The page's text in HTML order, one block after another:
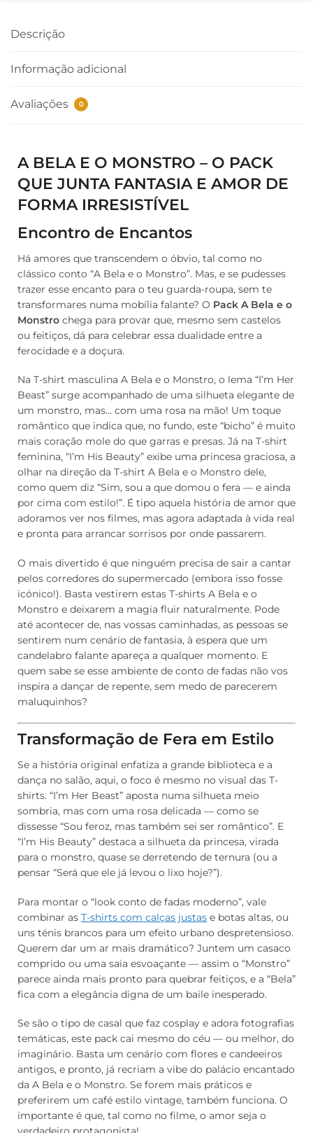
Descrição
Informação adicional
Avaliações 0
A BELA E O MONSTRO – O PACK
QUE JUNTA FANTASIA E AMOR DE
FORMA IRRESISTÍVEL
Encontro de Encantos
Há amores que transcendem o óbvio, tal como no
clássico conto “A Bela e o Monstro”. Mas, e se pudesses
trazer esse encanto para o teu guarda-roupa, sem te
transformares numa mobília falante? O Pack A Bela e o
Monstro chega para provar que, mesmo sem castelos
ou feitiços, dá para celebrar essa dualidade entre a
ferocidade e a doçura.
Na T-shirt masculina A Bela e o Monstro, o lema “I’m Her
Beast” surge acompanhado de uma silhueta elegante de
um monstro, mas… com uma rosa na mão! Um toque
romântico que indica que, no fundo, este “bicho” é muito
mais coração mole do que garras e presas. Já na T-shirt
feminina, “I’m His Beauty” exibe uma princesa graciosa, a
olhar na direção da T-shirt A Bela e o Monstro dele,
como quem diz “Sim, sou a que domou o fera — e ainda
por cima com estilo!”. É tipo aquela história de amor que
adoramos ver nos filmes, mas agora adaptada à vida real
e pronta para arrancar sorrisos por onde passarem.
O mais divertido é que ninguém precisa de sair a cantar
pelos corredores do supermercado (embora isso fosse
icónico!). Basta vestirem estas T-shirts A Bela e o
Monstro e deixarem a magia fluir naturalmente. Pode
até acontecer de, nas vossas caminhadas, as pessoas se
sentirem num cenário de fantasia, à espera que um
candelabro falante apareça a qualquer momento. E
quem sabe se esse ambiente de conto de fadas não vos
inspira a dançar de repente, sem medo de parecerem
maluquinhos?
Transformação de Fera em Estilo
Se a história original enfatiza a grande biblioteca e a
dança no salão, aqui, o foco é mesmo no visual das T-
shirts. “I’m Her Beast” aposta numa silhueta meio
sombria, mas com uma rosa delicada — como se
dissesse “Sou feroz, mas também sei ser romântico”. E
“I’m His Beauty” destaca a silhueta da princesa, virada
para o monstro, quase se derretendo de ternura (ou a
pensar “Será que ele já levou o lixo hoje?”).
Para montar o “look conto de fadas moderno”, vale
combinar as T-shirts com calças justas e botas altas, ou
uns ténis brancos para um efeito urbano despretensioso.
Querem dar um ar mais dramático? Juntem um casaco
comprido ou uma saia esvoaçante — assim o “Monstro”
parece ainda mais pronto para quebrar feitiços, e a “Bela”
fica com a elegância digna de um baile inesperado.
Se são o tipo de casal que faz cosplay e adora fotografias
temáticas, este pack cai mesmo do céu — ou melhor, do
imaginário. Basta um cenário com flores e candeeiros
antigos, e pronto, já recriam a vibe do palácio encantado
da A Bela e o Monstro. Se forem mais práticos e
preferirem um café estilo vintage, também funciona. O
importante é que, tal como no filme, o amor seja o